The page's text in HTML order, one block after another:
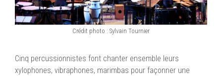
Crédit photo : Sylvain Tournier
Cinq percussionnistes font chanter ensemble leurs
xylophones, vibraphones, marimbas pour façonner une